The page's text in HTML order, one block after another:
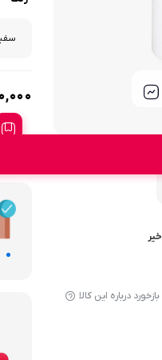
خیر
بازخورد درباره این کالا